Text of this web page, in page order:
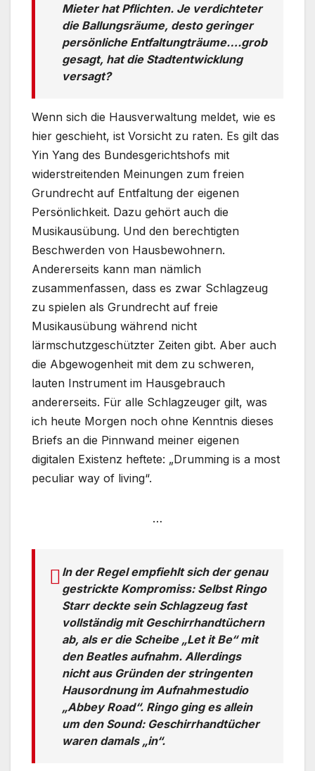
Mieter hat Pflichten. Je verdichteter
die Ballungsräume, desto geringer
persönliche Entfaltungträume….grob
gesagt, hat die Stadtentwicklung
versagt?
Wenn sich die Hausverwaltung meldet, wie es
hier geschieht, ist Vorsicht zu raten. Es gilt das
Yin Yang des Bundesgerichtshofs mit
widerstreitenden Meinungen zum freien
Grundrecht auf Entfaltung der eigenen
Persönlichkeit. Dazu gehört auch die
Musikausübung. Und den berechtigten
Beschwerden von Hausbewohnern.
Andererseits kann man nämlich
zusammenfassen, dass es zwar Schlagzeug
zu spielen als Grundrecht auf freie
Musikausübung während nicht
lärmschutzgeschützter Zeiten gibt. Aber auch
die Abgewogenheit mit dem zu schweren,
lauten Instrument im Hausgebrauch
andererseits. Für alle Schlagzeuger gilt, was
ich heute Morgen noch ohne Kenntnis dieses
Briefs an die Pinnwand meiner eigenen
digitalen Existenz heftete: „Drumming is a most
peculiar way of living“.
…
In der Regel empfiehlt sich der genau
gestrickte Kompromiss: Selbst Ringo
Starr deckte sein Schlagzeug fast
vollständig mit Geschirrhandtüchern
ab, als er die Scheibe „Let it Be“ mit
den Beatles aufnahm. Allerdings
nicht aus Gründen der stringenten
Hausordnung im Aufnahmestudio
„Abbey Road“. Ringo ging es allein
um den Sound: Geschirrhandtücher
waren damals „in“.